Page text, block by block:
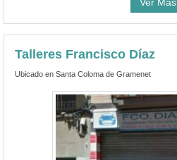
Talleres Francisco Díaz
Ubicado en Santa Coloma de Gramenet